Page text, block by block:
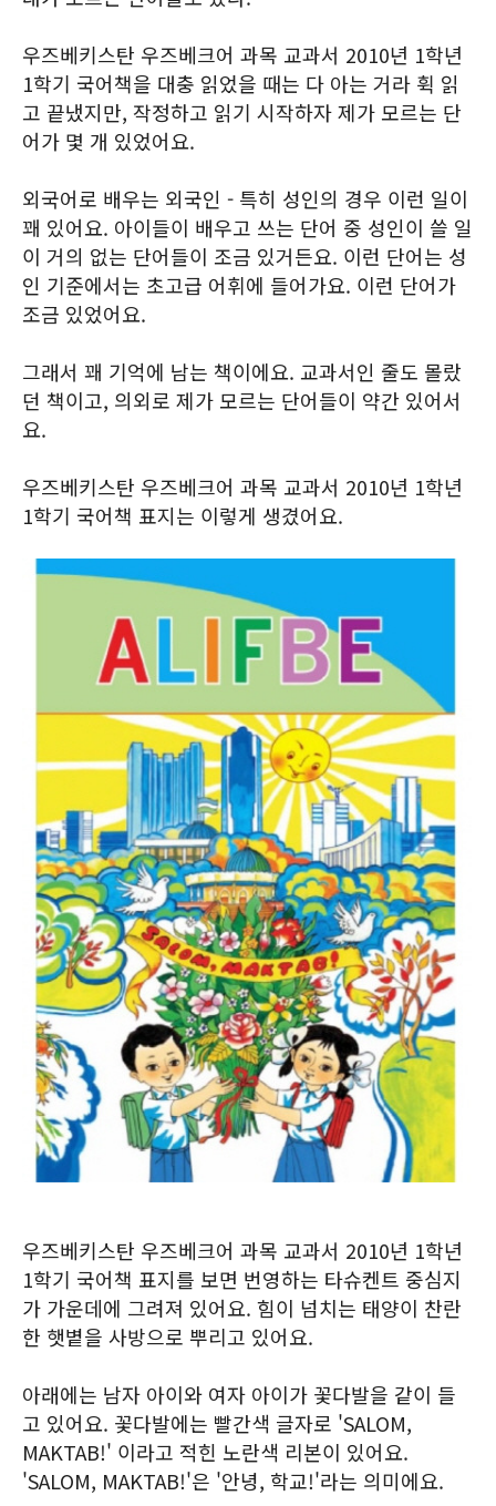
우즈베키스탄 우즈베크어 과목 교과서 2010년 1학년
1학기 국어책을 대충 읽었을 때는 다 아는 거라 휙 읽
고 끝냈지만, 작정하고 읽기 시작하자 제가 모르는 단
어가 몇 개 있었어요.
외국어로 배우는 외국인 - 특히 성인의 경우 이런 일이
꽤 있어요. 아이들이 배우고 쓰는 단어 중 성인이 쓸 일
이 거의 없는 단어들이 조금 있거든요. 이런 단어는 성
인 기준에서는 초고급 어휘에 들어가요. 이런 단어가
조금 있었어요.
그래서 꽤 기억에 남는 책이에요. 교과서인 줄도 몰랐
던 책이고, 의외로 제가 모르는 단어들이 약간 있어서
요.
우즈베키스탄 우즈베크어 과목 교과서 2010년 1학년
1학기 국어책 표지는 이렇게 생겼어요.
우즈베키스탄 우즈베크어 과목 교과서 2010년 1학년
1학기 국어책 표지를 보면 번영하는 타슈켄트 중심지
가 가운데에 그려져 있어요. 힘이 넘치는 태양이 찬란
한 햇볕을 사방으로 뿌리고 있어요.
아래에는 남자 아이와 여자 아이가 꽃다발을 같이 들
고 있어요. 꽃다발에는 빨간색 글자로 'SALOM,
MAKTAB!' 이라고 적힌 노란색 리본이 있어요.
'SALOM, MAKTAB!'은 '안녕, 학교!'라는 의미에요.